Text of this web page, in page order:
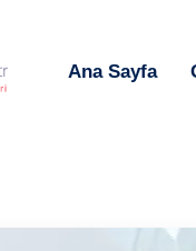
Ana Sayfa